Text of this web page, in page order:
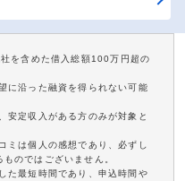
を含めた借入総額100万円超の
に沿った融資を得られない可能
安定収入がある方のみが対象と
ミは個人の感想であり、必ずし
のではございません。
た最短時間であり、申込時間や